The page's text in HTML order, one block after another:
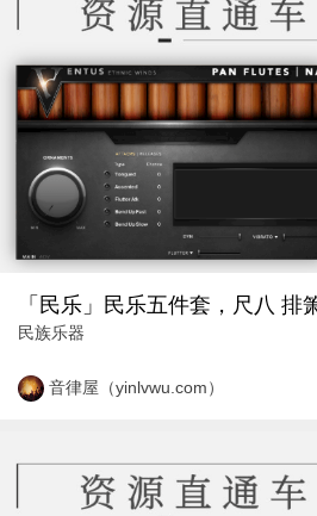
「民乐」民乐五件套，尺八 排
民族乐器
音律屋（yinlvwu.com）